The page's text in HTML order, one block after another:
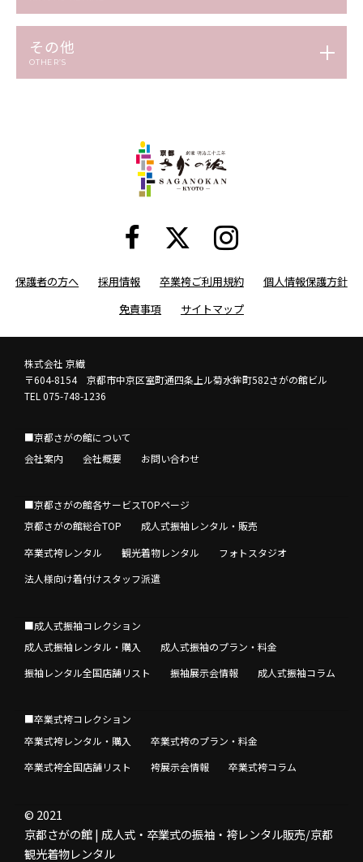
その他
OTHER’S
保護者の方へ 採用情報 卒業袴ご利用規約
個人情報保護方針
免責事項
サイトマップ
株式会社 京繊
〒604-8154 京都市中京区室町通四条上ル菊水鉾町582さがの館ビル
TEL 075-748-1236
■京都さがの館について
会社案内
会社概要 お問い合わせ
■京都さがの館各サービスTOPページ
京都さがの館総合TOP
成人式振袖レンタル・販売
卒業式袴レンタル
観光着物レンタル
フォトスタジオ
法人様向け着付けスタッフ派遣
■成人式振袖コレクション
成人式振袖レンタル・購入
成人式振袖のプラン・料金
振袖レンタル全国店舗リスト
振袖展示会情報 成人式振袖コラム
■卒業式袴コレクション
卒業式袴レンタル・購入
卒業式袴のプラン・料金
卒業式袴全国店舗リスト
袴展示会情報 卒業式袴コラム
© 2021
京都さがの館 | 成人式・卒業式の振袖・袴レンタル販売/京都
観光着物レンタル